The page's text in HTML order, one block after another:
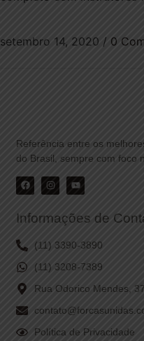
setembro 14, 2020 / 0
Referência entre os
do Brasil, sempre com foco
Informações de
(11) 3390-3890
(11) 3208-7389
Rua Odorico Mendes,
Política de Privacidade